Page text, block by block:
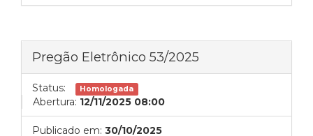
Pregão Eletrônico 53/2025
Status: Homologada
Abertura: 12/11/2025 08:00
Publicado em: 30/10/2025